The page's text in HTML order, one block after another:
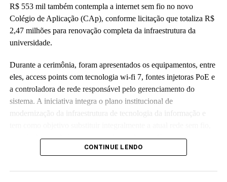
R$ 553 mil também contempla a internet sem fio no novo
Colégio de Aplicação (CAp), conforme licitação que totaliza R$
2,47 milhões para renovação completa da infraestrutura da
universidade.
Durante a cerimônia, foram apresentados os equipamentos, entre
eles, access points com tecnologia wi-fi 7, fontes injetoras PoE e
a controladora de rede responsável pelo gerenciamento do
sistema. A iniciativa integra o plano institucional de
modernização da infraestrutura de tecnologia da informação e
que já não atende às crescentes demandas acadêmicas e
administrativas da universidade.CONTINUE LENDO